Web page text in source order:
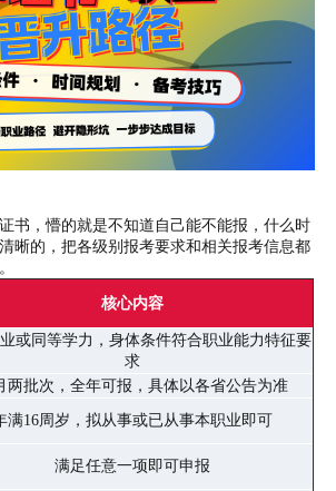
书，懵的就是不知道自己能不能报，什么时
晰的，把各级别报考要求和相关报考信息都
核心内容
或同等学力，身体条件符合职业能力特征要
求
两批次，全年可报，具体以各省公告为准
满16周岁，拟从事或已从事本职业即可
满足任意一项即可申报